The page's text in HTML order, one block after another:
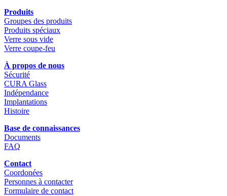
Produits
Groupes des produits
Produits spéciaux
Verre sous vide
Verre coupe-feu
À propos de nous
Sécurité
CURA Glass
Indépendance
Implantations
Histoire
Base de connaissances
Documents
FAQ
Contact
Coordonées
Personnes à contacter
Formulaire de contact